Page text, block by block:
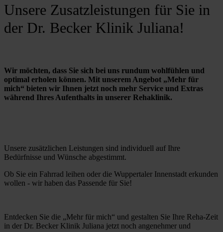
Unsere Zusatzleistungen für Sie in
der Dr. Becker Klinik Juliana!
Wir möchten, dass Sie sich bei uns rundum wohlfühlen und
optimal erholen können. Mit unserem Angebot „Mehr für
mich“ bieten wir Ihnen jetzt noch mehr Service und Extras
während Ihres Aufenthalts in unserer Rehaklinik.
Unsere zusätzlichen Leistungen sind individuell auf Ihre
Bedürfnisse und Wünsche abgestimmt.
Ob Sie ein Fahrrad leihen oder die Wuppertaler Innenstadt erkunden
wollen - wir haben das Passende für Sie!
Entdecken Sie die „Mehr für mich“ und gestalten Sie Ihre Reha-Zeit
in der Dr. Becker Klinik Juliana jetzt noch angenehmer und